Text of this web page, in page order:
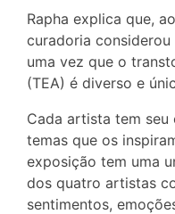
Rapha explica que,
curadoria
uma vez que o
(TEA) é diverso e
Cada artista tem
temas que os
exposição tem uma
dos quatro artistas
sentimentos,